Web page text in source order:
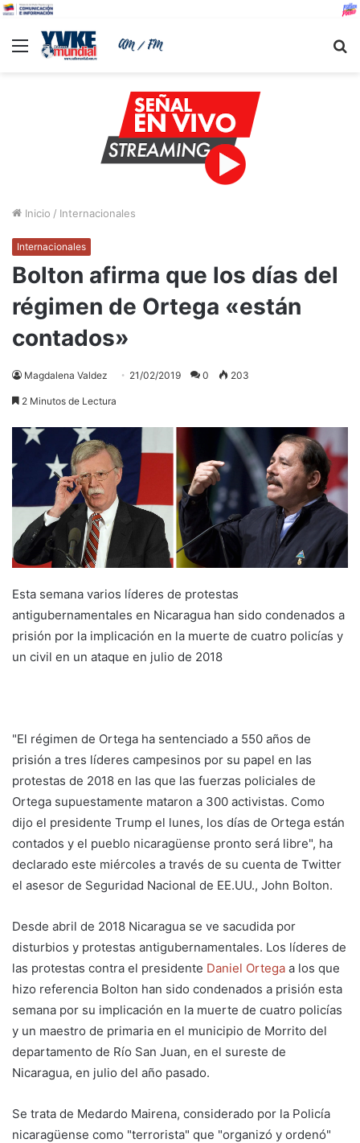
Menu
Inicio / Internacionales
Internacionales
Bolton afirma que los días del
régimen de Ortega «están
contados»
Magdalena Valdez 21/02/2019 0 203
2 Minutos de Lectura
Esta semana varios líderes de protestas
antigubernamentales en Nicaragua han sido condenados a
prisión por la implicación en la muerte de cuatro policías y
un civil en un ataque en julio de 2018
"El régimen de Ortega ha sentenciado a 550 años de
prisión a tres líderes campesinos por su papel en las
protestas de 2018 en las que las fuerzas policiales de
Ortega supuestamente mataron a 300 activistas. Como
dijo el presidente Trump el lunes, los días de Ortega están
contados y el pueblo nicaragüense pronto será libre", ha
declarado este miércoles a través de su cuenta de Twitter
el asesor de Seguridad Nacional de EE.UU., John Bolton.
Desde abril de 2018 Nicaragua se ve sacudida por
disturbios y protestas antigubernamentales. Los líderes de
las protestas contra el presidente Daniel Ortega a los que
hizo referencia Bolton han sido condenados a prisión esta
semana por su implicación en la muerte de cuatro policías
y un maestro de primaria en el municipio de Morrito del
departamento de Río San Juan, en el sureste de
Nicaragua, en julio del año pasado.
Se trata de Medardo Mairena, considerado por la Policía
nicaragüense como "terrorista" que "organizó y ordenó"